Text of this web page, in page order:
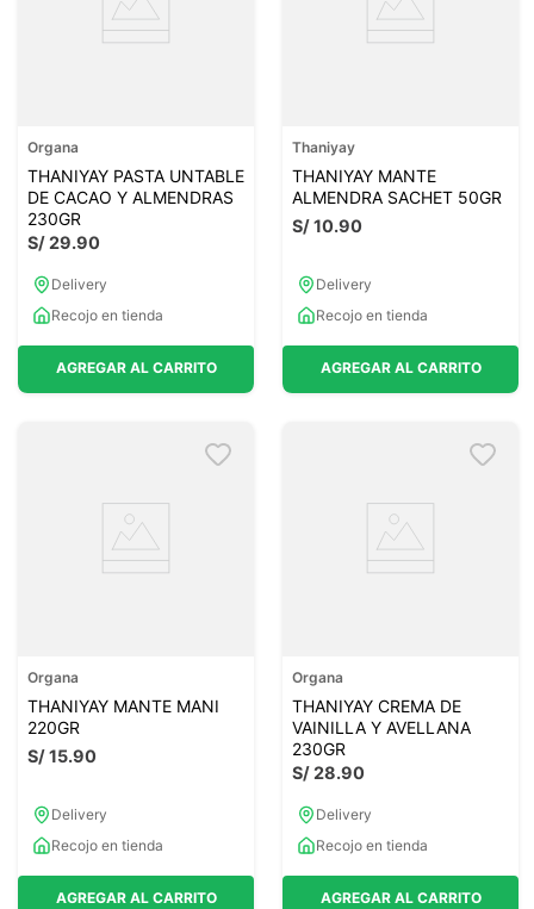
Organa
THANIYAY PASTA UNTABLE
DE CACAO Y ALMENDRAS
230GR
S/29.90
Delivery
Recojo en tienda
AGREGAR AL CARRITO
Thaniyay
THANIYAY MANTE
ALMENDRA SACHET 50GR
S/10.90
Delivery
Recojo en tienda
AGREGAR AL CARRITO
Organa
THANIYAY MANTE MANI
220GR
S/15.90
Delivery
Recojo en tienda
AGREGAR AL CARRITO
Organa
THANIYAY CREMA DE
VAINILLA Y AVELLANA
230GR
S/28.90
Delivery
Recojo en tienda
AGREGAR AL CARRITO